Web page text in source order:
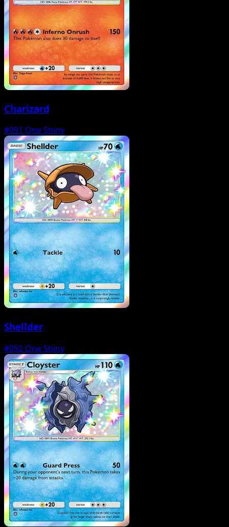
Charizard
#091 One Shiny
Shellder
#092 One Shiny